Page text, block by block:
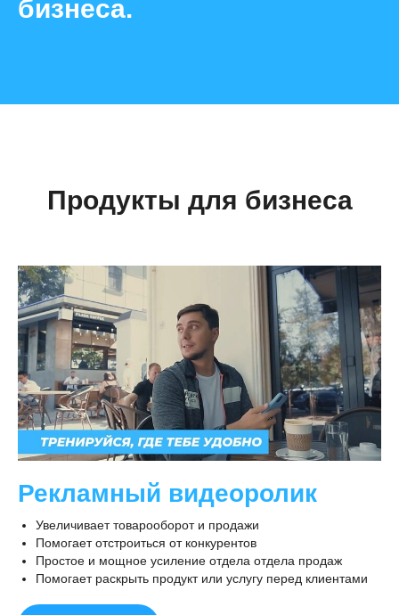
бизнеса.
Продукты для бизнеса
Рекламный видеоролик
Увеличивает товарооборот и продажи
Помогает отстроиться от конкурентов
Простое и мощное усиление отдела отдела продаж
Помогает раскрыть продукт или услугу перед клиентами